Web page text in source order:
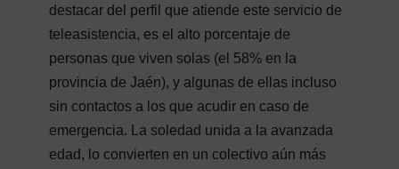
destacar del perfil que atiende este servicio de
teleasistencia, es el alto porcentaje de
personas que viven solas (el 58% en la
provincia de Jaén), y algunas de ellas incluso
sin contactos a los que acudir en caso de
emergencia. La soledad unida a la avanzada
edad, lo convierten en un colectivo aún más